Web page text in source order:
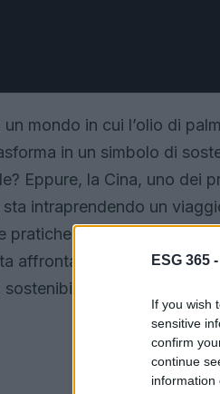
ESG 365 -
If you wish
sensitive
confirm
continue
information
un mondo in cui l’olio di
in un simbolo di
Eppure, la Cina, uno dei
intraprendendo un
pratiche responsabili. In
affrontando le sfide
Pronto a